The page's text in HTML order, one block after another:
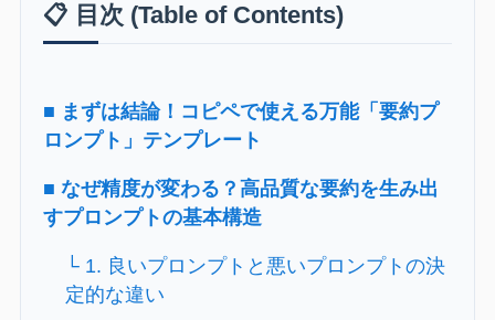
📋 目次 (Table of Contents)
■ まずは結論！コピペで使える万能「要約プ
ロンプト」テンプレート
■ なぜ精度が変わる？高品質な要約を生み出
すプロンプトの基本構造
└ 1. 良いプロンプトと悪いプロンプトの決
定的な違い